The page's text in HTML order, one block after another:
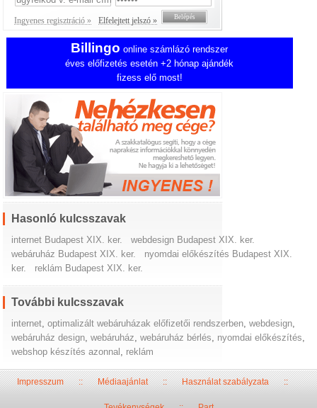
Ingyenes regisztráció » Elfelejtett jelszó »
Billingo online számlázó rendszer
éves előfizetés esetén +2 hónap ajándék
fizess elő most!
Hasonló kulcsszavak
internet Budapest XIX. ker.
webdesign Budapest XIX. ker.
webáruház Budapest XIX. ker.
nyomdai előkészítés Budapest XIX.
ker.
reklám Budapest XIX. ker.
További kulcsszavak
internet ,optimalizált webáruházak előfizetői rendszerben ,webdesign
webáruház design ,webáruház ,webáruház bérlés nyomdai előkészítés
webshop készítés azonnal
reklám
Impresszum::Médiaajánlat::Használat szabályzata::